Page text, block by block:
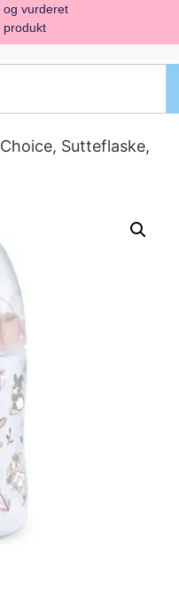
og vurderet
produkt
Sutteflaske,